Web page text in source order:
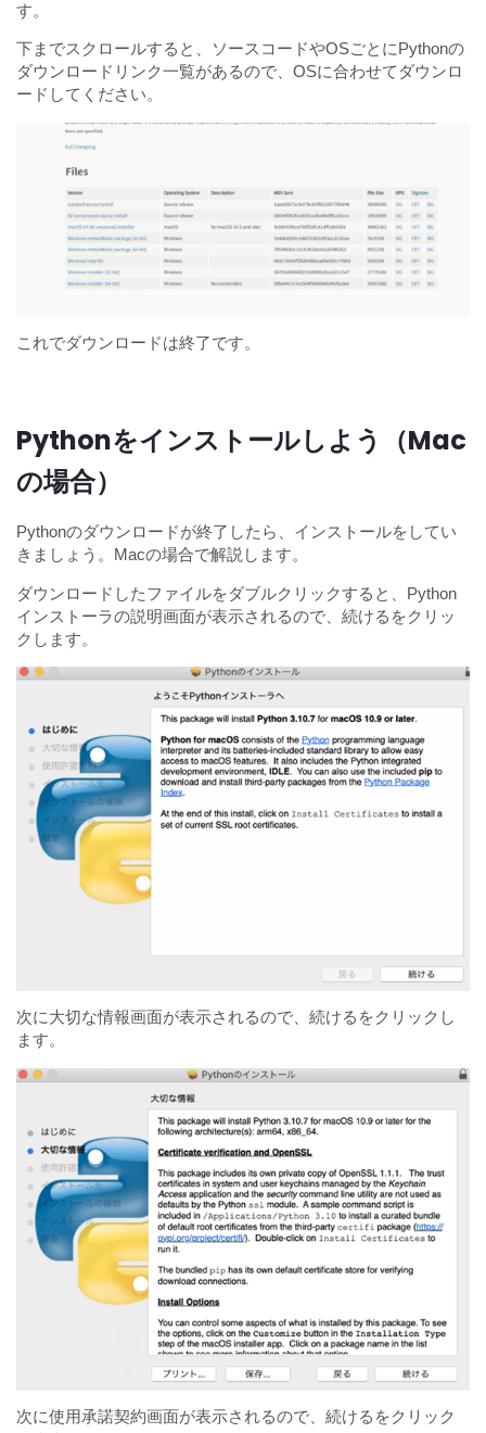
す。
下までスクロールすると、ソースコードやOSごとにPythonの
ダウンロードリンク一覧があるので、OSに合わせてダウンロ
ードしてください。
これでダウンロードは終了です。
Pythonをインストールしよう（Mac
の場合）
Pythonのダウンロードが終了したら、インストールをしてい
きましょう。Macの場合で解説します。
ダウンロードしたファイルをダブルクリックすると、Python
インストーラの説明画面が表示されるので、続けるをクリッ
クします。
次に大切な情報画面が表示されるので、続けるをクリックし
ます。
次に使用承諾契約画面が表示されるので、続けるをクリック